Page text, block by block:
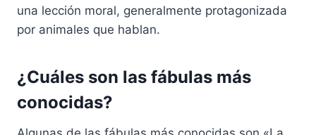
una lección moral, generalmente protagonizada
por animales que hablan.
¿Cuáles son las fábulas más
conocidas?